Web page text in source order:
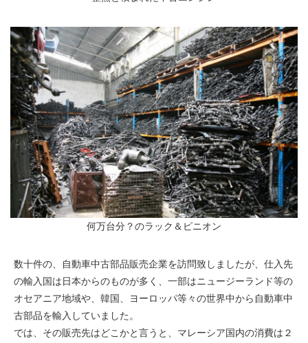
何万台分？のラック＆ピニオン
数十件の、自動車中古部品販売企業を訪問致しましたが、仕入先
の輸入国は日本からのものが多く、一部はニュージーランド等の
オセアニア地域や、韓国、ヨーロッパ等々の世界中から自動車中
古部品を輸入していました。
では、その販売先はどこかと言うと、マレーシア国内の消費は２